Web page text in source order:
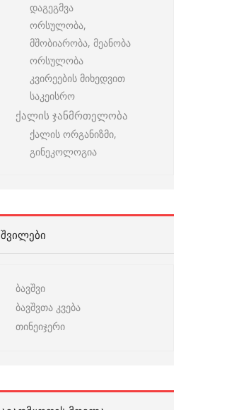
დაგეგმვა
ორსულობა,
მშობიარობა, მეანობა
ორსულობა
კვირეების მიხედვით
საკეისრო
ქალის ჯანმრთელობა
ქალის ორგანიზმი,
გინეკოლოგია
ᲨᲕᲘᲚᲔᲑᲘ
ბავშვი
ბავშვთა კვება
თინეიჯერი